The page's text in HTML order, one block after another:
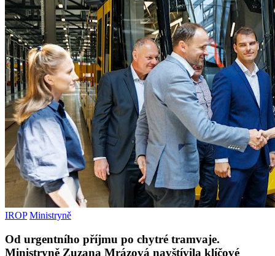
IROP Ministryně
Od urgentního příjmu po chytré tramvaje.
Ministryně Zuzana Mrázová navštívila klíčové